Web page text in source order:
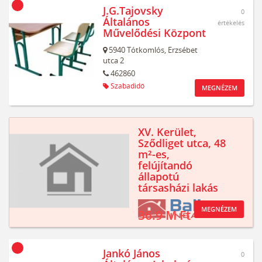
J.G.Tajovsky
Általános
Művelődési Központ
5940Tótkomlós, Erzsébet
utca 2
462860
Szabadidő
0
értékelés
MEGNÉZEM
XV. Kerület,
Sződliget utca, 48
m²-es,
felújítandó
állapotú
társasházi lakás
36.9 M Ft MEGNÉZEM
Jankó János
0